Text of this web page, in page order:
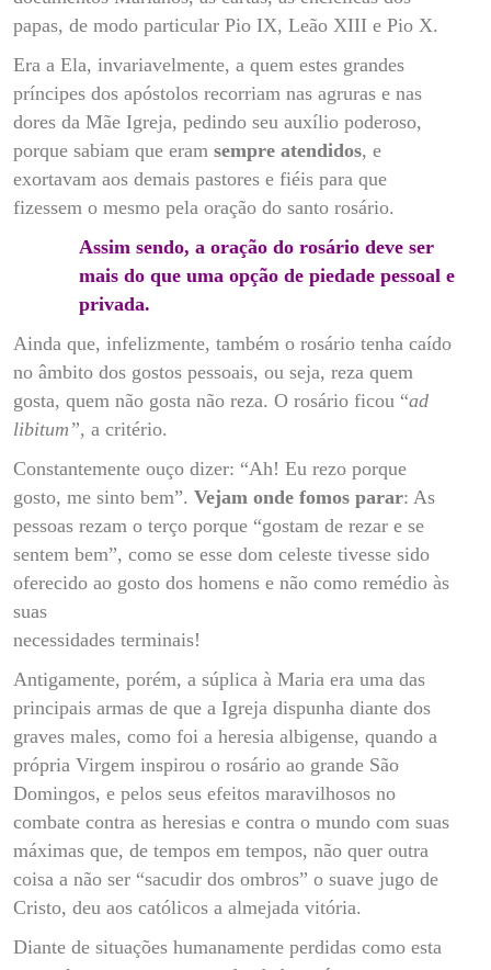
papas, de modo particular Pio IX, Leão XIII e Pio X.
Era a Ela, invariavelmente, a quem estes grandes
príncipes dos apóstolos recorriam nas agruras e nas
dores da Mãe Igreja, pedindo seu auxílio poderoso,
porque sabiam que eram sempre atendidos, e
exortavam aos demais pastores e fiéis para que
fizessem o mesmo pela oração do santo rosário.
Assim sendo, a oração do rosário deve ser
mais do que uma opção de piedade pessoal e
privada.
Ainda que, infelizmente, também o rosário tenha caído
no âmbito dos gostos pessoais, ou seja, reza quem
gosta, quem não gosta não reza. O rosário ficou “ad
libitum”, a critério.
Constantemente ouço dizer: “Ah! Eu rezo porque
gosto, me sinto bem”. Vejam onde fomos parar: As
pessoas rezam o terço porque “gostam de rezar e se
sentem bem”, como se esse dom celeste tivesse sido
oferecido ao gosto dos homens e não como remédio às
suas
necessidades terminais!
Antigamente, porém, a súplica à Maria era uma das
principais armas de que a Igreja dispunha diante dos
graves males, como foi a heresia albigense, quando a
própria Virgem inspirou o rosário ao grande São
Domingos, e pelos seus efeitos maravilhosos no
combate contra as heresias e contra o mundo com suas
máximas que, de tempos em tempos, não quer outra
coisa a não ser “sacudir dos ombros” o suave jugo de
Cristo, deu aos católicos a almejada vitória.
Diante de situações humanamente perdidas como esta